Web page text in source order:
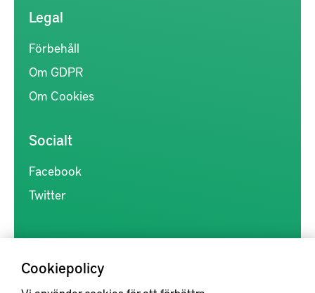
Cookiepolicy
Legal
Förbehåll
Om GDPR
Om Cookies
Socialt
Facebook
Twitter